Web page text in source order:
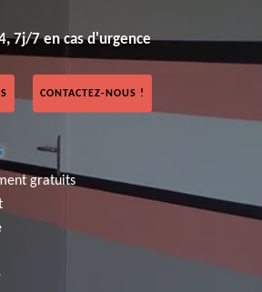
7j/7 en cas d'urgence
CONTACTEZ-NOUS !
gratuits